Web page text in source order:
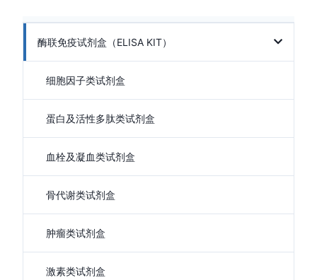
酶联免疫试剂盒（ELISA KIT）
细胞因子类试剂盒
蛋白及活性多肽类试剂盒
血栓及凝血类试剂盒
骨代谢类试剂盒
肿瘤类试剂盒
激素类试剂盒